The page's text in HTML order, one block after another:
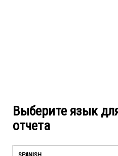
Выберите язык
отчета